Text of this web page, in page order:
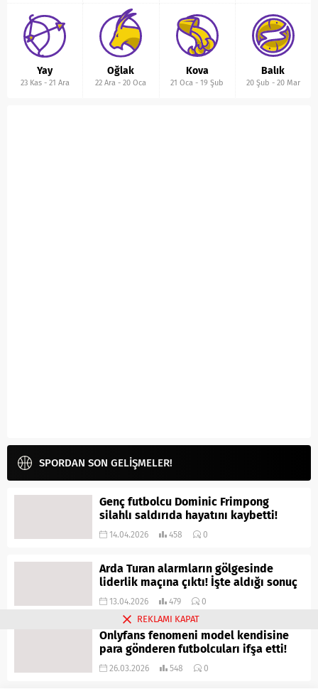
Yay
23 Kas- 21 Ara
Oğlak
22 Ara -20 Oca
Kova
21 Oca -19 Şub
Balık
20 Şub - 20 Mar
SPORDAN SON GELİŞMELER!
Genç futbolcu Dominic Frimpong
silahlı saldırıda hayatını kaybetti!
14.04.2026 458 0
Arda Turan alarmların gölgesinde
liderlik maçına çıktı! İşte aldığı sonuç
13.04.2026 479 0
Onlyfans fenomeni model kendisine
para gönderen futbolcuları ifşa etti!
26.03.2026 548 0
REKLAMI KAPAT